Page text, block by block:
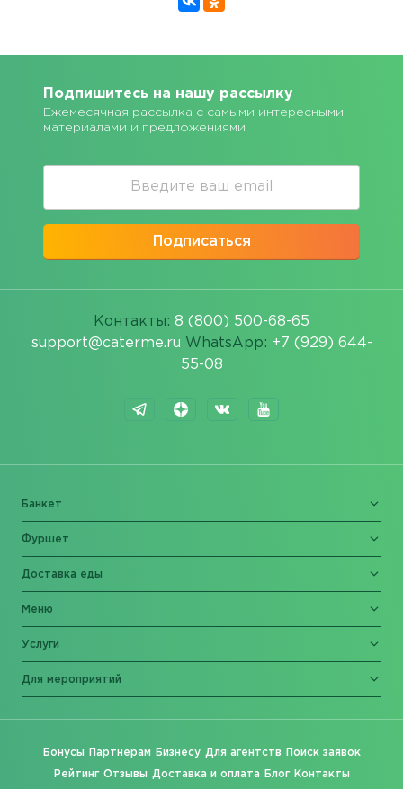
Подпишитесь на нашу рассылку
Ежемесячная рассылка с самыми интересными
материалами и предложениями
Подписаться
Контакты: 8 (800) 500-68-65
support@caterme.ru WhatsApp: +7 (929) 644-
55-08
Банкет
Фуршет
Доставка еды
Меню
Услуги
Для мероприятий
Бонусы Партнерам Бизнесу Для агентств Поиск заявок
Рейтинг Отзывы Доставка и оплата Блог Контакты